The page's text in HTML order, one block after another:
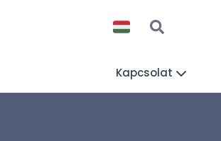
Kapcsolat